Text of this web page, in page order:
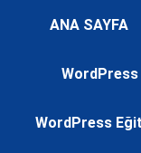
ANA SAYFA
WordPress
WordPress